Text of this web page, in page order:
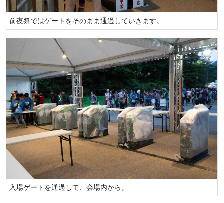
前夜祭ではゲートをそのまま通過していきます。
入場ゲートを通過して、会場内から。